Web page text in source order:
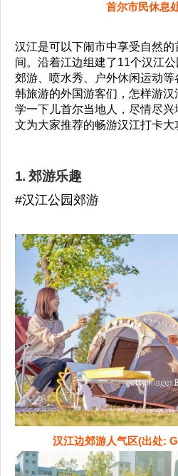
汉江是可以下闹市中享受自然
间。沿着江边组建了11个汉江
郊游、喷水秀、户外休闲运动
韩旅游的外国游客们，怎样游
学一下儿首尔当地人，尽情尽
文为大家推荐的畅游汉江打卡大
1. 郊游乐趣
#汉江公园郊游
汉江边郊游人气区(出处: